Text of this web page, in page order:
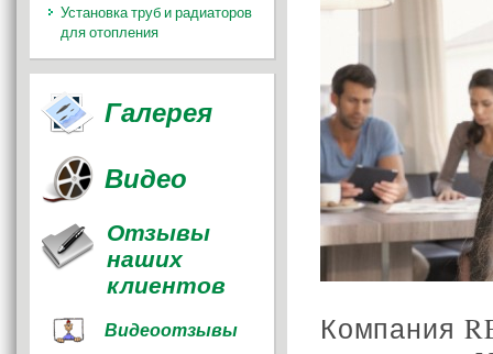
Компания
Установка труб и радиаторов
для отопления
Галерея
Видео
Отзывы
наших
клиентов
Видеоотзывы